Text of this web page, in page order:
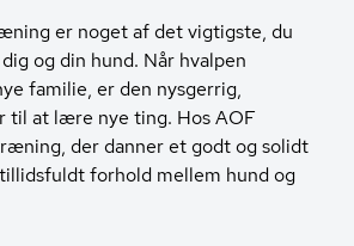
er noget af det vigtigste, du
og din hund. Når hvalpen
familie, er den nysgerrig,
til at lære nye ting. Hos AOF
der danner et godt og solidt
forhold mellem hund og